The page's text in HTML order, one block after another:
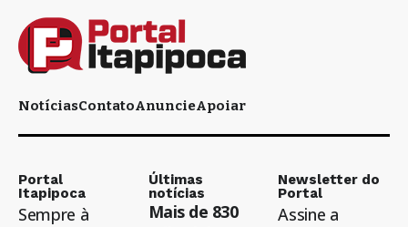
NotíciasContatoAnuncieApoiar
Portal
Itapipoca
Sempre à
Últimas
notícias
Mais de 830
Newsletter do
Portal
Assine a